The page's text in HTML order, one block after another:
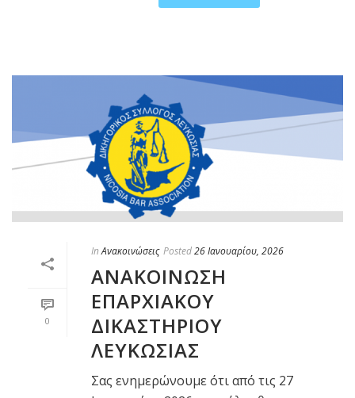
0
In Ανακοινώσεις Posted26 Ιανουαρίου, 2026
ΑΝΑΚΟΙΝΩΣΗ
ΕΠΑΡΧΙΑΚΟΥ
ΔΙΚΑΣΤΗΡΙΟΥ
ΛΕΥΚΩΣΙΑΣ
Σας ενημερώνουμε ότι από τις 27